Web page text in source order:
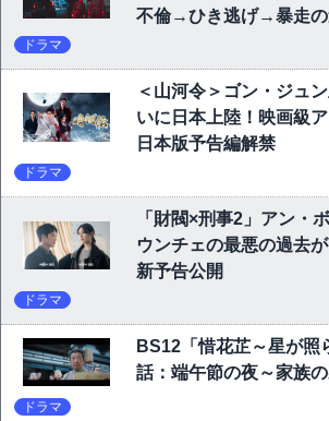
不倫→ひき逃げ→暴走の
ドラマ
＜山河令＞ゴン・ジュ
いに日本上陸！映画級ア
日本版予告編解禁
ドラマ
「財閥×刑事2」アン・
ウンチェの最悪の過去
新予告公開
ドラマ
BS12「惜花芷～星が照
話：端午節の夜～家族
ドラマ